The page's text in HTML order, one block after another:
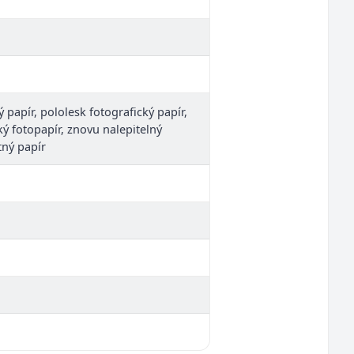
papír, pololesk fotografický papír,
fotopapír, znovu nalepitelný
papír